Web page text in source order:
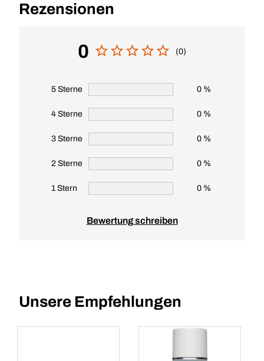
Rezensionen
0 (0)
5 Sterne 0 %
4 Sterne 0 %
3 Sterne 0 %
2 Sterne 0 %
1 Stern 0 %
Bewertung schreiben
Unsere Empfehlungen